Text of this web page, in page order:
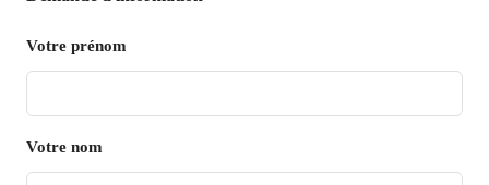
Votre prénom
Votre nom